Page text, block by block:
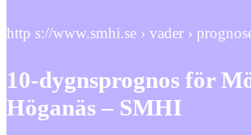
http s://www.smhi.se › vader ›
10-dygnsprognos för
Höganäs – SMHI